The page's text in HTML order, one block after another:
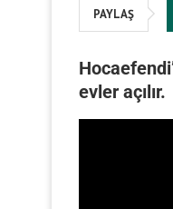
PAYLAŞ
evler açılır.